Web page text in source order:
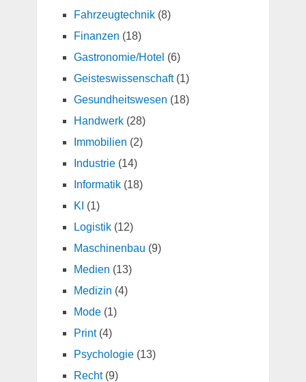
Fahrzeugtechnik(8)
Finanzen (18)
Gastronomie/Hotel (6)
Geisteswissenschaft(1)
Gesundheitswesen (18)
Handwerk(28)
Immobilien (2)
Industrie(14)
Informatik(18)
KI (1)
Logistik(12)
Maschinenbau (9)
Medien (13)
Medizin (4)
Mode(1)
Print(4)
Psychologie(13)
Recht(9)